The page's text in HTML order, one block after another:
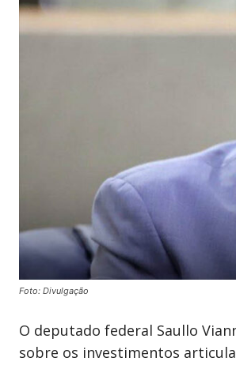
Foto: Divulgação
O deputado federal Saullo
sobre os investimentos